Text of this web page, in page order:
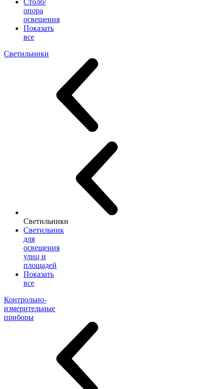
Столб/
опора
освещения
Показать
все
Светильники
Светильники
Светильник
для
освещения
улиц и
площадей
Показать
все
Контрольно-
измерительные
приборы